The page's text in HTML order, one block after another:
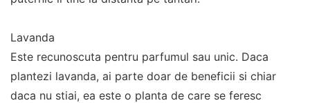
Lavanda
Este recunoscuta pentru parfumul sau unic. Daca
plantezi lavanda, ai parte doar de beneficii si chiar
daca nu stiai, ea este o planta de care se feresc